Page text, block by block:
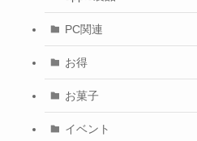
PC関連
お得
お菓子
イベント